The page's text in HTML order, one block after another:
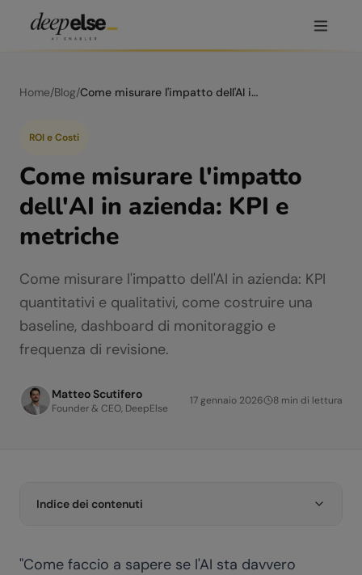
Home/Blog/ Come misurare l'impatto dell'AI in azienda: KPI e metriche
ROI e Costi
Come misurare l'impatto
dell'AI in azienda: KPI e
metriche
Come misurare l'impatto dell'AI in azienda: KPI
quantitativi e qualitativi, come costruire una
baseline, dashboard di monitoraggio e
frequenza di revisione.
Matteo Scutifero
Founder & CEO, DeepElse
17 gennaio 2026 8 min di lettura
Indice dei contenuti
"Come faccio a sapere se l'AI sta davvero